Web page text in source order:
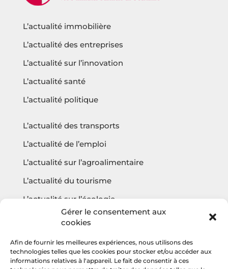
Gérer le consentement aux
cookies
Afin de fournir les meilleures expériences, nous utilisons des
technologies telles que les cookies pour stocker et/ou accéder aux
informations relatives à l'appareil. Le fait de consentir à ces
L’actualité immobilière
L’actualité des entreprises
L’actualité sur l’innovation
L’actualité santé
L’actualité politique
L’actualité des transports
L’actualité de l’emploi
L’actualité sur l’agroalimentaire
L’actualité du tourisme
L’actualité sur l’écologie
Questions fréquentes
Contact